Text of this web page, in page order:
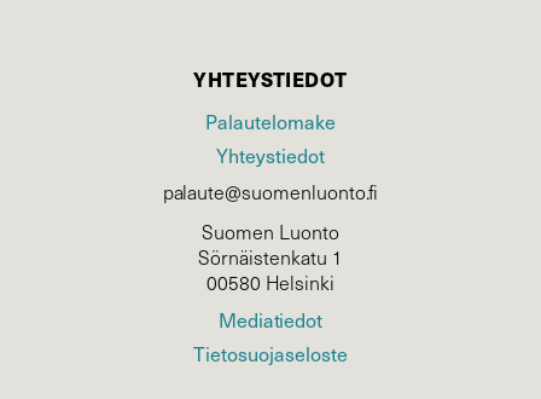
YHTEYSTIEDOT
Palautelomake
Yhteystiedot
palaute@suomenluonto.fi
Suomen Luonto
Sörnäistenkatu 1
00580 Helsinki
Mediatiedot
Tietosuojaseloste